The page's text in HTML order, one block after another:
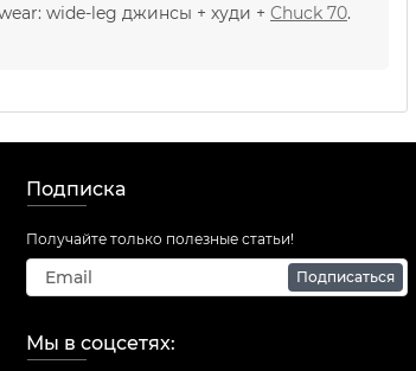
wide-leg джинсы + худи + Chuck 70.
Подписка
Получайте только полезные статьи!
Подписаться
Мы в соцсетях: